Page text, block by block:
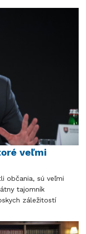
veľmi
občania, sú veľmi
tajomník
záležitostí